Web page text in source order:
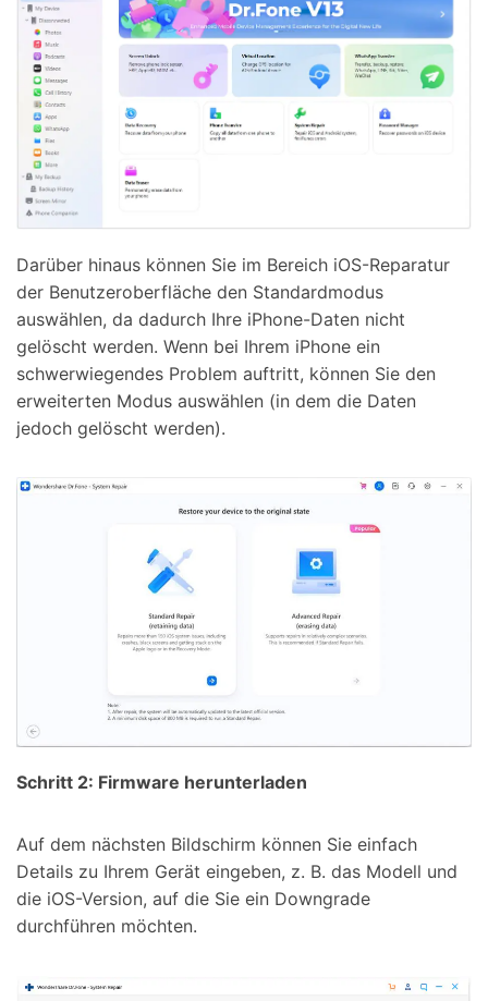
Darüber hinaus können Sie im Bereich iOS-Reparatur
der Benutzeroberfläche den Standardmodus
auswählen, da dadurch Ihre iPhone-Daten nicht
gelöscht werden. Wenn bei Ihrem iPhone ein
schwerwiegendes Problem auftritt, können Sie den
erweiterten Modus auswählen (in dem die Daten
jedoch gelöscht werden).
Schritt 2: Firmware herunterladen
Auf dem nächsten Bildschirm können Sie einfach
Details zu Ihrem Gerät eingeben, z. B. das Modell und
die iOS-Version, auf die Sie ein Downgrade
durchführen möchten.